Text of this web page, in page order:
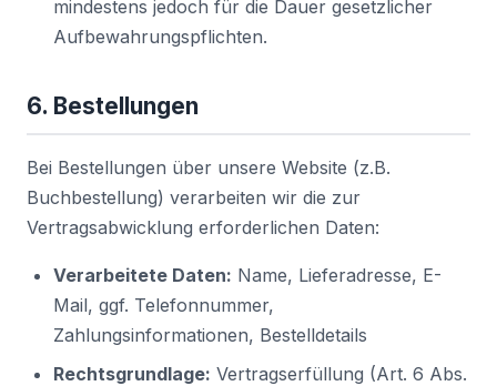
mindestens jedoch für die Dauer gesetzlicher
Aufbewahrungspflichten.
6. Bestellungen
Bei Bestellungen über unsere Website (z.B.
Buchbestellung) verarbeiten wir die zur
Vertragsabwicklung erforderlichen Daten:
Verarbeitete Daten: Name, Lieferadresse, E-
Mail, ggf. Telefonnummer,
Zahlungsinformationen, Bestelldetails
Rechtsgrundlage: Vertragserfüllung (Art. 6 Abs.